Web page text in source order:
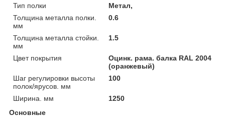
Тип полки
Метал,
Толщина металла полки.
мм
0.6
Толщина металла стойки.
мм
1.5
Цвет покрытия
Оцинк. рама. балка RAL 2004
(оранжевый)
Шаг регулировки высоты
полок/ярусов. мм
100
Ширина. мм
1250
Основные